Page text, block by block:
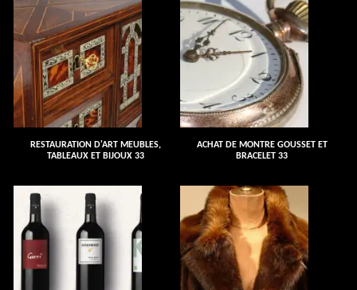
RESTAURATION D'ART MEUBLES,
TABLEAUX ET BIJOUX 33
ACHAT DE MONTRE GOUSSET ET
BRACELET 33